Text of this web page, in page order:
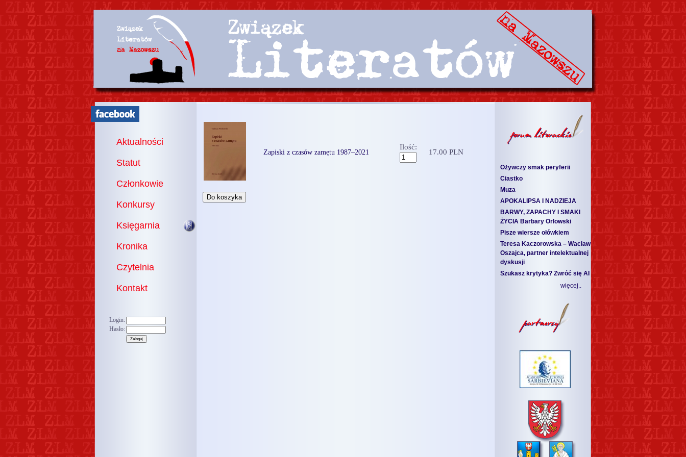
Aktualności
Statut
Członkowie
Konkursy
Księgarnia
Kronika
Czytelnia
Kontakt
Login:
Hasło:
Ożywczy smak peryferii
Ciastko
Muza
APOKALIPSA I NADZIEJA
BARWY, ZAPACHY I SMAKI
ŻYCIA Barbary Orlowski
Pisze wiersze ołówkiem
Teresa Kaczorowska – Wacław
Oszajca, partner intelektualnej
dyskusji
Szukasz krytyka? Zwróć się AI
więcej..
Zapiski z czasów zamętu 1987–2021
Ilość:
17.00 PLN